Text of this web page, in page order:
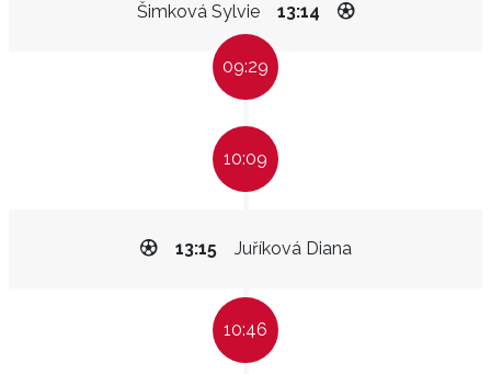
Šimková Sylvie 13:14
09:29
10:09
Juříková Diana
13:15
10:46